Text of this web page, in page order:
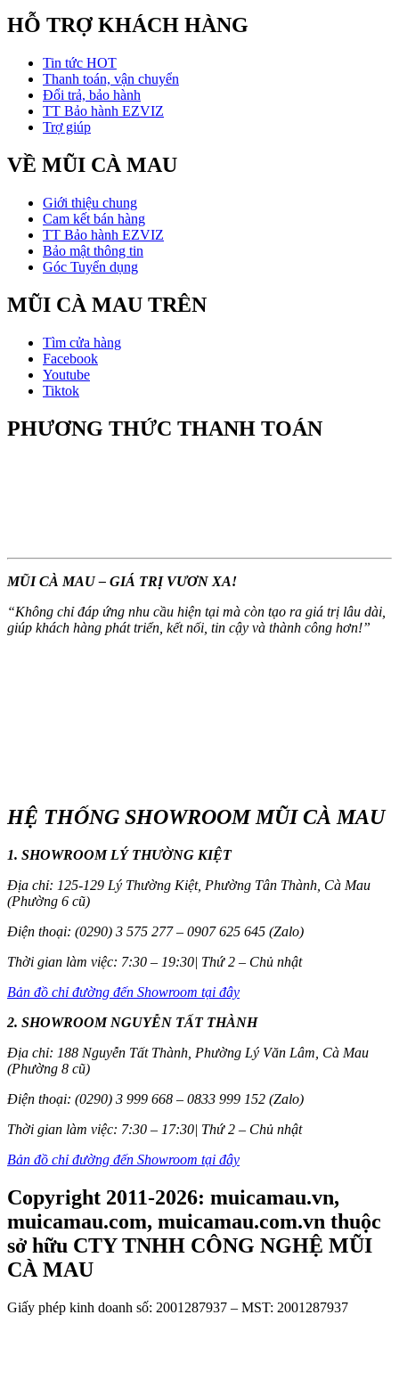
HỖ TRỢ KHÁCH HÀNG
Tin tức HOT
Thanh toán, vận chuyển
Đổi trả, bảo hành
TT Bảo hành EZVIZ
Trợ giúp
VỀ MŨI CÀ MAU
Giới thiệu chung
Cam kết bán hàng
TT Bảo hành EZVIZ
Bảo mật thông tin
Góc Tuyển dụng
MŨI CÀ MAU TRÊN
Tìm cửa hàng
Facebook
Youtube
Tiktok
PHƯƠNG THỨC THANH TOÁN
MŨI CÀ MAU – GIÁ TRỊ VƯƠN XA!
“Không chỉ đáp ứng nhu cầu hiện tại mà còn tạo ra giá trị lâu dài,
giúp khách hàng phát triển, kết nối, tin cậy và thành công hơn!”
HỆ THỐNG SHOWROOM MŨI CÀ MAU
1. SHOWROOM LÝ THƯỜNG KIỆT
Địa chỉ: 125-129 Lý Thường Kiệt, Phường Tân Thành, Cà Mau
(Phường 6 cũ)
Điện thoại: (0290) 3 575 277 – 0907 625 645 (Zalo)
Thời gian làm việc: 7:30 – 19:30| Thứ 2 – Chủ nhật
Bản đồ chỉ đường đến Showroom tại đây
2. SHOWROOM NGUYỄN TẤT THÀNH
Địa chỉ: 188 Nguyễn Tất Thành, Phường Lý Văn Lâm, Cà Mau
(Phường 8 cũ)
Điện thoại: (0290) 3 999 668 – 0833 999 152 (Zalo)
Thời gian làm việc: 7:30 – 17:30| Thứ 2 – Chủ nhật
Bản đồ chỉ đường đến Showroom tại đây
Copyright 2011-2026: muicamau.vn,
muicamau.com, muicamau.com.vn thuộc
sở hữu CTY TNHH CÔNG NGHỆ MŨI
CÀ MAU
Giấy phép kinh doanh số: 2001287937 – MST: 2001287937